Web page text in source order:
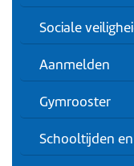
Sociale
Aanmelden
Gymrooster
Schooltijden